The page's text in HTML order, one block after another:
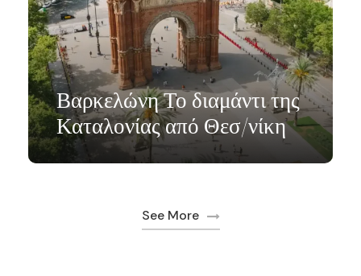
Βαρκελώνη Το διαμάντι της
Καταλονίας από Θεσ/νίκη
See More